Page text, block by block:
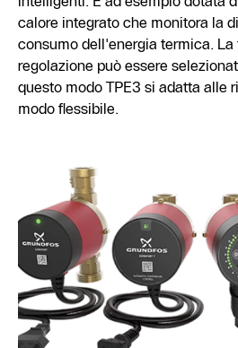
calore integrato che monitora la
consumo dell'energia termica. La
regolazione può essere
questo modo TPE3 si adatta alle
modo flessibile.